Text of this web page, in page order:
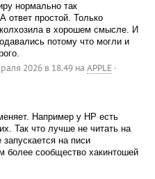
нормально так
ответ простой. Только
в хорошем смысле. И
потому что могли и
2026 в 18.49на APPLE ·
Например у HP есть
Так что лучше не читать на
на писи
более сообщество хакинтошей